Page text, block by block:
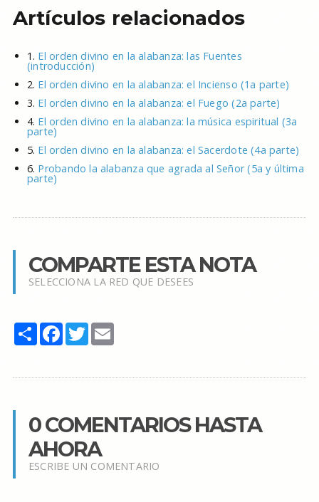
Artículos relacionados
1. El orden divino en la alabanza: las Fuentes
(introducción)
2. El orden divino en la alabanza: el Incienso (1a parte)
3. El orden divino en la alabanza: el Fuego (2a parte)
4. El orden divino en la alabanza: la música espiritual (3a
parte)
5. El orden divino en la alabanza: el Sacerdote (4a parte)
6. Probando la alabanza que agrada al Señor (5a y última
parte)
COMPARTE ESTA NOTA
SELECCIONA LA RED QUE DESEES
Share Facebook
TwitterEmail
0 COMENTARIOS HASTA
AHORA
ESCRIBE UN COMENTARIO